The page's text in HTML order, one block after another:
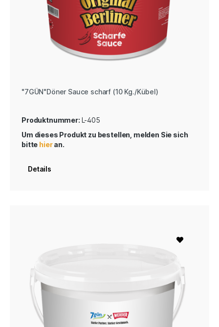
"7GÜN"Döner Sauce scharf (10 Kg./Kübel)
Produktnummer: L-405
Um dieses Produkt zu bestellen, melden Sie sich
bitte hieran.
Details